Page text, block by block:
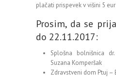
plačati prispevek v višini 5
Prosim, da se
do 22.11.2017:
Splošna bolnišnica
Suzana Komperšak
Zdravstveni dom Ptuj –